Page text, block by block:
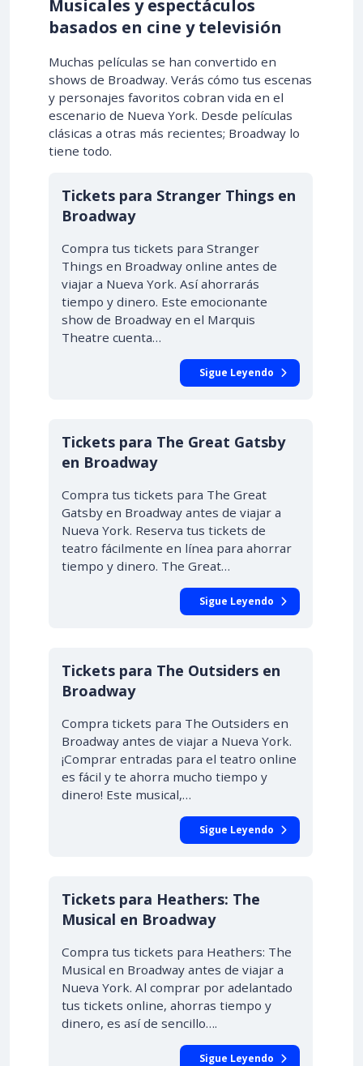
Musicales y espectáculos
basados en cine y televisión
Muchas películas se han convertido en
shows de Broadway. Verás cómo tus escenas
y personajes favoritos cobran vida en el
escenario de Nueva York. Desde películas
clásicas a otras más recientes; Broadway lo
tiene todo.
Tickets para Stranger Things en
Broadway
Compra tus tickets para Stranger
Things en Broadway online antes de
viajar a Nueva York. Así ahorrarás
tiempo y dinero. Este emocionante
show de Broadway en el Marquis
Theatre cuenta…
Sigue Leyendo
Tickets para The Great Gatsby
en Broadway
Compra tus tickets para The Great
Gatsby en Broadway antes de viajar a
Nueva York. Reserva tus tickets de
teatro fácilmente en línea para ahorrar
tiempo y dinero. The Great…
Sigue Leyendo
Tickets para The Outsiders en
Broadway
Compra tickets para The Outsiders en
Broadway antes de viajar a Nueva York.
¡Comprar entradas para el teatro online
es fácil y te ahorra mucho tiempo y
dinero! Este musical,…
Sigue Leyendo
Tickets para Heathers: The
Musical en Broadway
Compra tus tickets para Heathers: The
Musical en Broadway antes de viajar a
Nueva York. Al comprar por adelantado
tus tickets online, ahorras tiempo y
dinero, es así de sencillo….
Sigue Leyendo